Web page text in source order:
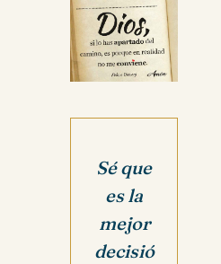
Sé que
es la
mejor
decisió